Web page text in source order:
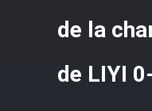
de la
de LIYI